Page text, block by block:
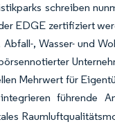
schreiben
EDGE zertifiziert
, Wasser- und
Mehrwert für
führende